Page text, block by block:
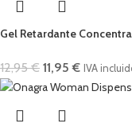
Gel Retardante
12,95€ 11,95€ IVA